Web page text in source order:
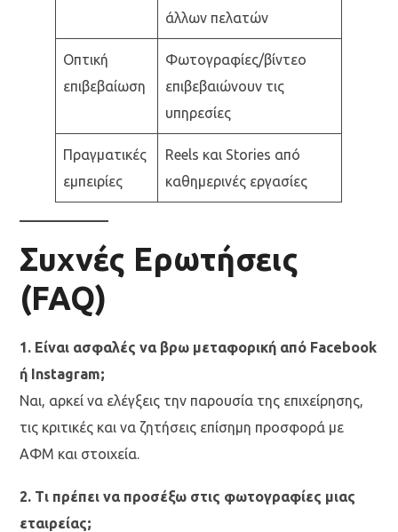
άλλων πελατών
Οπτική
επιβεβαίωση
Φωτογραφίες/βίντεο
επιβεβαιώνουν τις
υπηρεσίες
Πραγματικές
εμπειρίες
Reels και Stories από
καθημερινές εργασίες
Συχνές Ερωτήσεις
(FAQ)
1. Είναι ασφαλές να βρω μεταφορική από Facebook
ή Instagram;
Ναι, αρκεί να ελέγξεις την παρουσία της επιχείρησης,
τις κριτικές και να ζητήσεις επίσημη προσφορά με
ΑΦΜ και στοιχεία.
2. Τι πρέπει να προσέξω στις φωτογραφίες μιας
εταιρείας;